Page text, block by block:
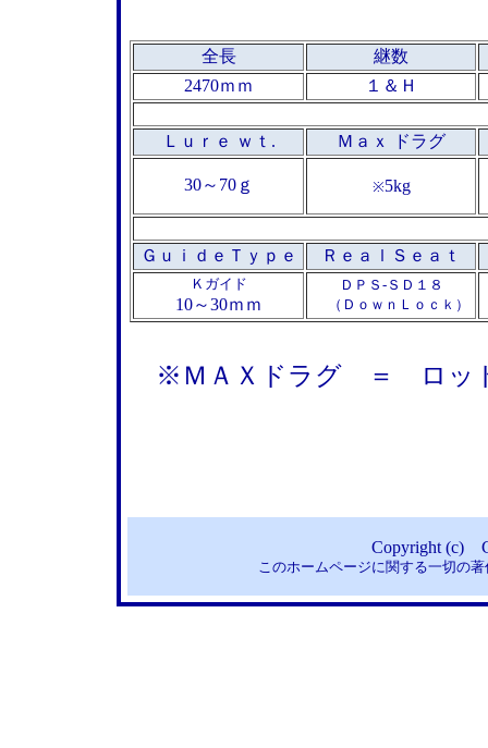
全長
継数
2470ｍｍ
１＆Ｈ
Ｌｕｒｅ ｗｔ. Ｍａｘ ドラグ
30～70ｇ ※5kg
ＧｕｉｄｅＴｙｐｅ ＲｅａｌＳｅａｔ
Ｋガイド
10～30ｍｍ
ＤＰＳ-ＳＤ１８
（ＤｏｗｎＬｏｃｋ）
※ＭＡＸドラグ ＝ ロッ
Copyright (c)
このホームページに関する一切